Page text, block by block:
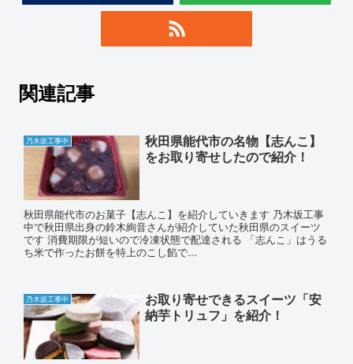
関連記事
乃木坂工事中
秋田県能代市の名物【志んこ】
をお取り寄せしたので紹介！
秋田県能代市のお菓子【志んこ】を紹介していきます 乃木坂工事
中で秋田県出身の鈴木絢音さんが紹介していた秋田県のスイーツ
です 消費期限が短いので冷凍状態で配達される 「志んこ」はうる
ち米で作ったお餅を特上のこし餡で...
乃木坂工事中
お取り寄せできるスイーツ「安
納芋トリュフ」を紹介！